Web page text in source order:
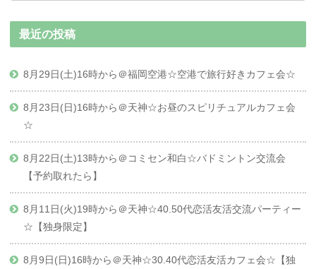
最近の投稿
8月29日(土)16時から＠福岡空港☆空港で旅行好きカフェ会☆
8月23日(日)16時から＠天神☆お昼のスピリチュアルカフェ会
☆
8月22日(土)13時から＠コミセン和白☆バドミントン交流会
【予約取れたら】
8月11日(火)19時から＠天神☆40.50代恋活友活交流パーティー
☆【独身限定】
8月9日(日)16時から＠天神☆30.40代恋活友活カフェ会☆【独